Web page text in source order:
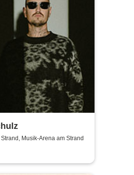
Musik-Arena am Strand